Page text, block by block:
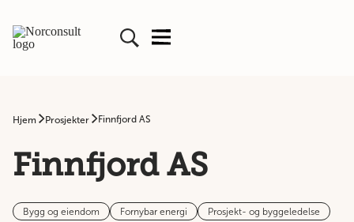
Hjem Prosjekter Finnfjord AS
Finnfjord AS
Bygg og eiendom Fornybar energi Prosjekt- og byggeledelse